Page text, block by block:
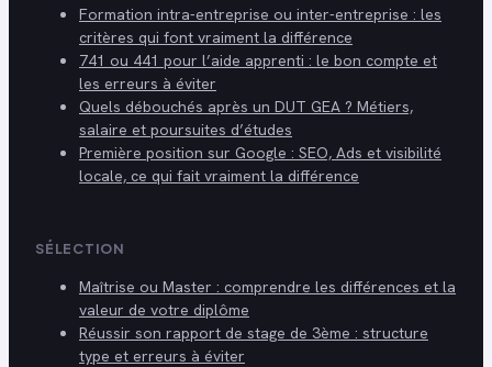
Formation intra-entreprise ou inter-entreprise : les
critères qui font vraiment la différence
741 ou 441 pour l’aide apprenti : le bon compte et
les erreurs à éviter
Quels débouchés après un DUT GEA ? Métiers,
salaire et poursuites d’études
Première position sur Google : SEO, Ads et visibilité
locale, ce qui fait vraiment la différence
SÉLECTION
Maîtrise ou Master : comprendre les différences et la
valeur de votre diplôme
Réussir son rapport de stage de 3ème : structure
type et erreurs à éviter